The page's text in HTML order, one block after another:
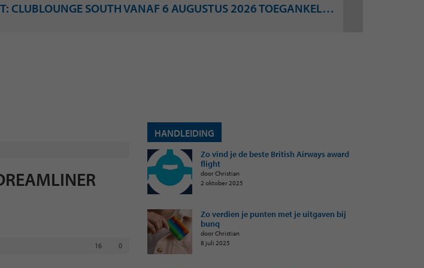
SCHIPHOL OPENT GROOTSTE PRIVIUM LOUNGE OOIT: CLUBLOUNGE SOUTH VANAF 6 AUGUSTUS 2026 TOEGANKELIJK
16 0
HANDLEIDING
Zo vind je de beste British Airways award
flight
door Christian
2 oktober 2025
Zo verdien je punten met je uitgaven bij
bunq
door Christian
8 juli 2025